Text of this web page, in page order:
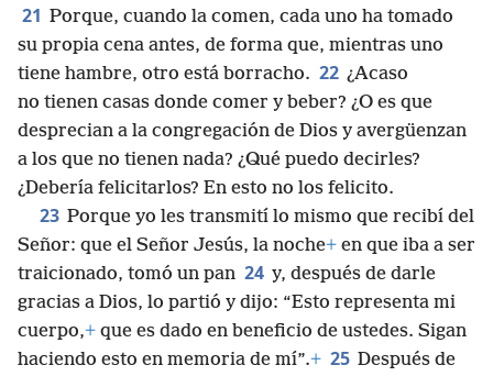
21 Porque, cuando la comen, cada uno ha tomado
su propia cena antes, de forma que, mientras uno
tiene hambre, otro está borracho. 22 ¿Acaso
no tienen casas donde comer y beber? ¿O es que
desprecian a la congregación de Dios y avergüenzan
a los que no tienen nada? ¿Qué puedo decirles?
¿Debería felicitarlos? En esto no los felicito.
23 Porque yo les transmití lo mismo que recibí del
Señor: que el Señor Jesús, la noche+ en que iba a ser
traicionado, tomó un pan 24 y, después de darle
gracias a Dios, lo partió y dijo: “Esto representa mi
cuerpo,+ que es dado en beneficio de ustedes. Sigan
haciendo esto en memoria de mí”.+ 25 Después de